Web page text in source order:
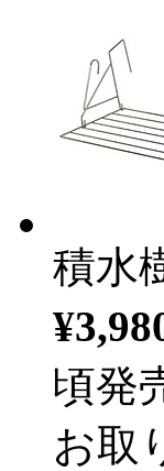
積水
頃発
お取